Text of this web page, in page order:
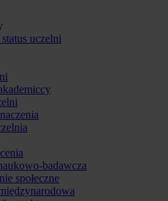
uczelni
badawcza
społeczne